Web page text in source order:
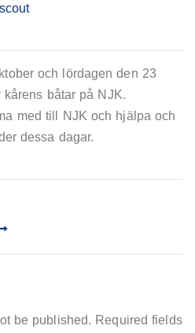
och lördagen den 23
båtar på NJK.
med till NJK och hjälpa och
dessa dagar.
be published. Required fields